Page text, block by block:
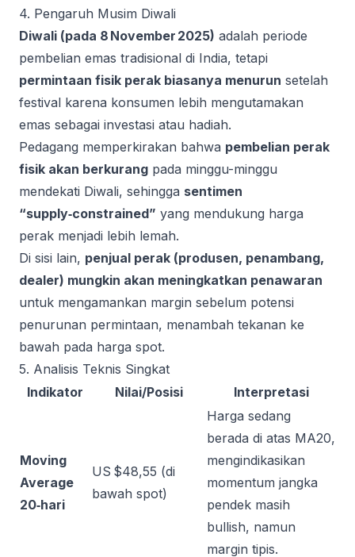
4. Pengaruh Musim Diwali
Diwali (pada 8 November 2025) adalah periode
pembelian emas tradisional di India, tetapi
permintaan fisik perak biasanya menurun setelah
festival karena konsumen lebih mengutamakan
emas sebagai investasi atau hadiah.
Pedagang memperkirakan bahwa pembelian perak
fisik akan berkurang pada minggu-minggu
mendekati Diwali, sehingga sentimen
“supply‑constrained” yang mendukung harga
perak menjadi lebih lemah.
Di sisi lain, penjual perak (produsen, penambang,
dealer) mungkin akan meningkatkan penawaran
untuk mengamankan margin sebelum potensi
penurunan permintaan, menambah tekanan ke
bawah pada harga spot.
5. Analisis Teknis Singkat
Indikator
Nilai/Posisi Interpretasi
Moving
Average
20‑hari
US $48,55 (di
bawah spot)
Harga sedang
berada di atas MA20,
mengindikasikan
momentum jangka
pendek masih
bullish, namun
margin tipis.